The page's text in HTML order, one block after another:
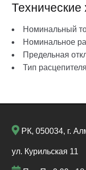
Технические
Номинальный
Номинальное
Предельная
Тип
РК, 050034, г.
ул. Курильская 11